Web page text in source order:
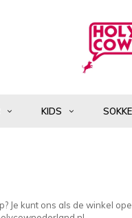
KIDS
Je kunt ons als de winkel